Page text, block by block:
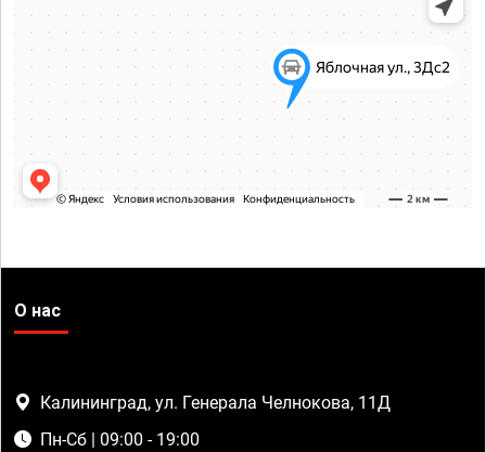
О нас
Калининград, ул. Генерала Челнокова, 11Д
Пн-Сб | 09:00 - 19:00